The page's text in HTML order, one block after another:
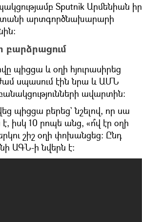
Sputnik Արմենիան իր
արտգործնախարարի
բարձրացում
պիցցա և օղի հյուրասիրեց
սպասում էին նրա և ԱՄՆ
ավարտին։
պիցցա բերեց` նշելով, որ սա
իսկ 10 րոպե անց, «ո՞վ էր օղի
շիշ օղի փոխանցեց։ Ընդ
ԱԳՆ-ի նվերն է։